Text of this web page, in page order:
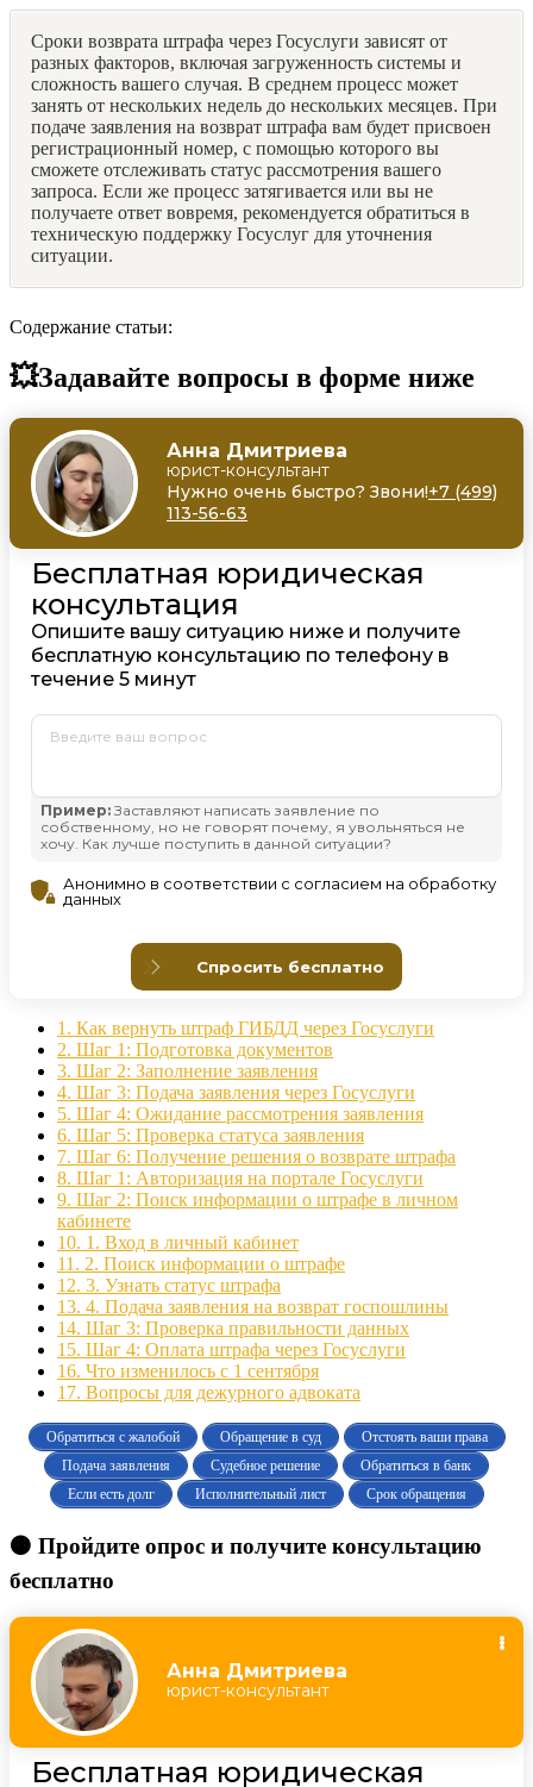
Сроки возврата штрафа через Госуслуги зависят от
разных факторов, включая загруженность системы и
сложность вашего случая. В среднем процесс может
занять от нескольких недель до нескольких месяцев. При
подаче заявления на возврат штрафа вам будет присвоен
регистрационный номер, с помощью которого вы
сможете отслеживать статус рассмотрения вашего
запроса. Если же процесс затягивается или вы не
получаете ответ вовремя, рекомендуется обратиться в
техническую поддержку Госуслуг для уточнения
ситуации.
Содержание статьи:
💥Задавайте вопросы в форме ниже
1. Как вернуть штраф ГИБДД через Госуслуги
2. Шаг 1: Подготовка документов
3. Шаг 2: Заполнение заявления
4. Шаг 3: Подача заявления через Госуслуги
5. Шаг 4: Ожидание рассмотрения заявления
6. Шаг 5: Проверка статуса заявления
7. Шаг 6: Получение решения о возврате штрафа
8. Шаг 1: Авторизация на портале Госуслуги
9. Шаг 2: Поиск информации о штрафе в личном
кабинете
10. 1. Вход в личный кабинет
11. 2. Поиск информации о штрафе
12. 3. Узнать статус штрафа
13. 4. Подача заявления на возврат госпошлины
14. Шаг 3: Проверка правильности данных
15. Шаг 4: Оплата штрафа через Госуслуги
16. Что изменилось с 1 сентября
17. Вопросы для дежурного адвоката
Обратиться с жалобой Обращение в суд
Отстоять ваши права
Подача заявления
Судебное решение
Обратиться в банк
Если есть долг
Исполнительный лист Срок обращения
🟠 Пройдите опрос и получите консультацию
бесплатно